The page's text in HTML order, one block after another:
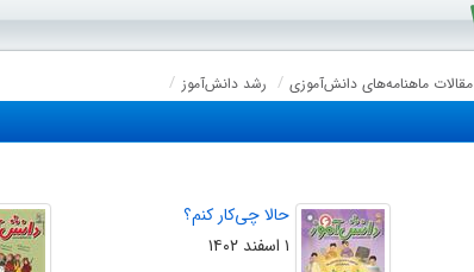
مقالات ماهنامه‌های دانش‌آموزی رشد دانش‌آموز
حالا چی‌کار کنم؟
۱ اسفند ۱۴۰۲